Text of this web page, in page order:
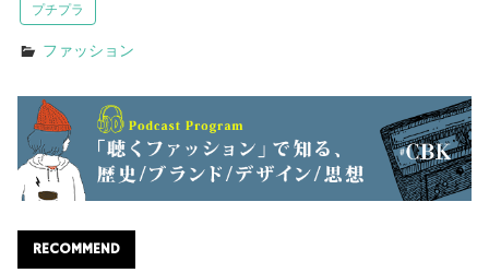
プチプラ
ファッション
RECOMMEND